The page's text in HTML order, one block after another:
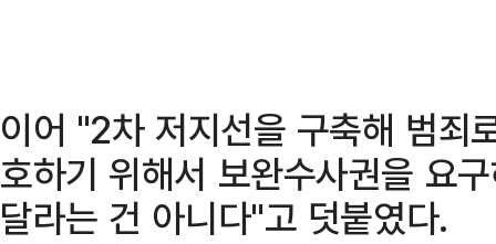
이어 "2차 저지선을 구축해 범죄
호하기 위해서 보완수사권을 요
달라는 건 아니다"고 덧붙였다.